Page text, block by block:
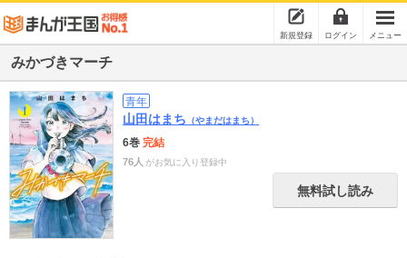
新規登録 ログイン メニュー
みかづきマーチ
青年
山田はまち （やまだはまち）
6巻 完結
76人 がお気に入り登録中
無料試し読み